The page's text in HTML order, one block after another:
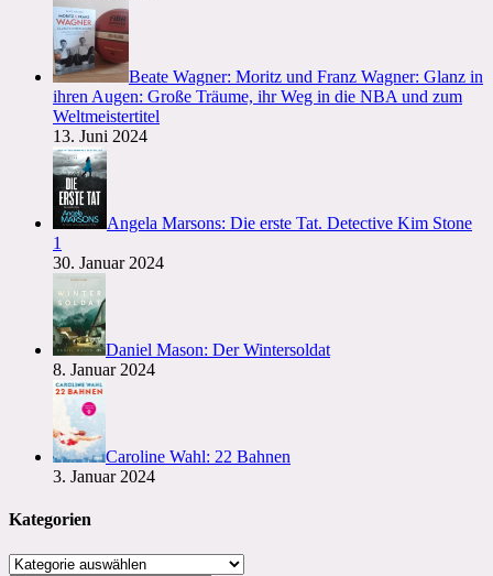
Beate Wagner: Moritz und Franz Wagner: Glanz in
ihren Augen: Große Träume, ihr Weg in die NBA und zum
Weltmeistertitel
13. Juni 2024
Angela Marsons: Die erste Tat. Detective Kim Stone
1
30. Januar 2024
Daniel Mason: Der Wintersoldat
8. Januar 2024
Caroline Wahl: 22 Bahnen
3. Januar 2024
Kategorien
Kategorien